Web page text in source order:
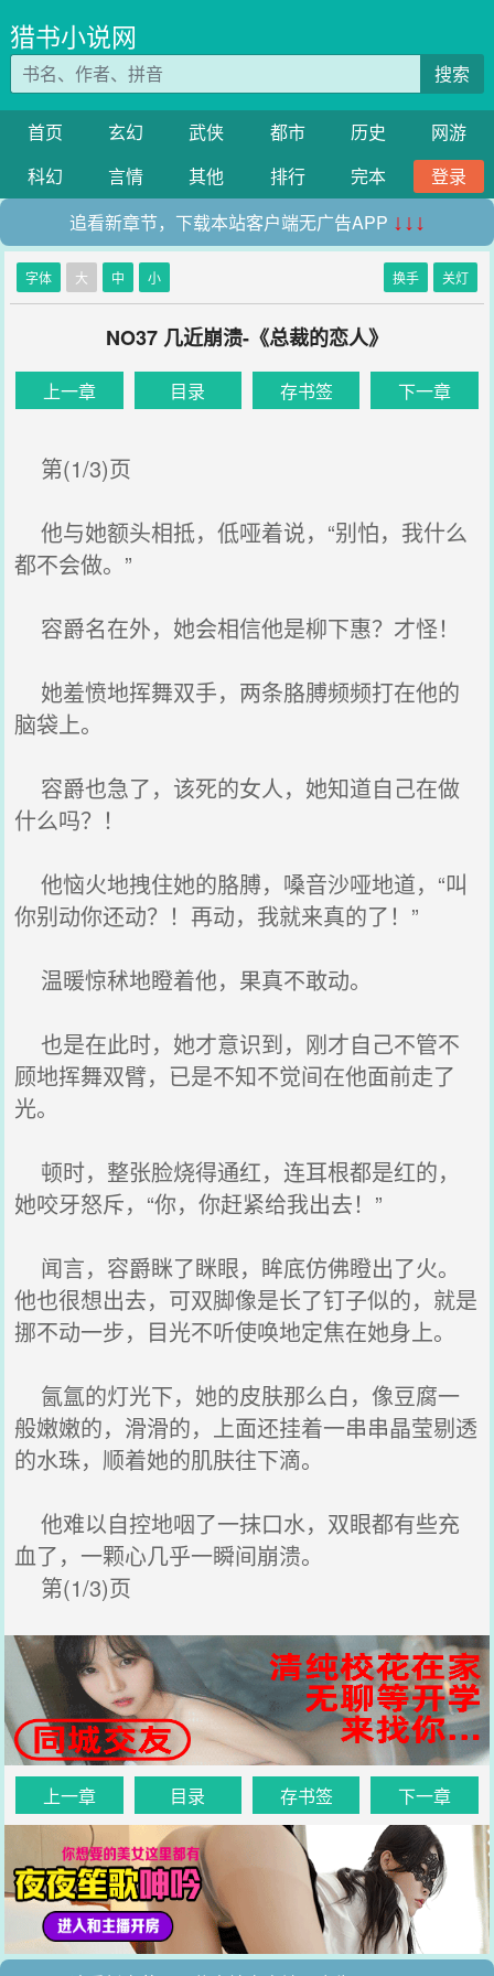
猎书小说网
搜索
首页 玄幻 武侠 都市 历史
网游
科幻
言情 其他 排行 完本
登录
追看新章节，下载本站客户端无广告APP ↓↓↓
字体 大 中 小 换手 关灯
NO37 几近崩溃-《总裁的恋人》
上一章 目录 存书签 下一章
第(1/3)页
他与她额头相抵，低哑着说，“别怕，我什么
都不会做。”
容爵名在外，她会相信他是柳下惠？才怪！
她羞愤地挥舞双手，两条胳膊频频打在他的
脑袋上。
容爵也急了，该死的女人，她知道自己在做
什么吗？！
他恼火地拽住她的胳膊，嗓音沙哑地道，“叫
你别动你还动？！再动，我就来真的了！”
温暖惊秫地瞪着他，果真不敢动。
也是在此时，她才意识到，刚才自己不管不
顾地挥舞双臂，已是不知不觉间在他面前走了
光。
顿时，整张脸烧得通红，连耳根都是红的，
她咬牙怒斥，“你，你赶紧给我出去！”
闻言，容爵眯了眯眼，眸底仿佛瞪出了火。
他也很想出去，可双脚像是长了钉子似的，就是
挪不动一步，目光不听使唤地定焦在她身上。
氤氲的灯光下，她的皮肤那么白，像豆腐一
般嫩嫩的，滑滑的，上面还挂着一串串晶莹剔透
的水珠，顺着她的肌肤往下滴。
他难以自控地咽了一抹口水，双眼都有些充
血了，一颗心几乎一瞬间崩溃。
第(1/3)页
上一章 目录 存书签 下一章